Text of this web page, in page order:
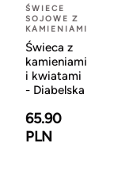
ŚWIECE
SOJOWE Z
KAMIENIAMI
Świeca z
kamieniami
i kwiatami
- Diabelska
65.90
PLN